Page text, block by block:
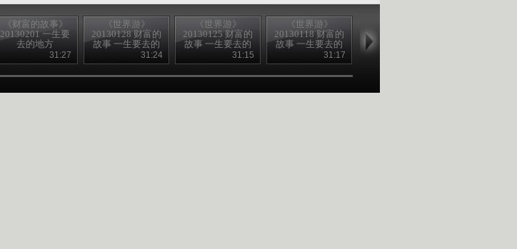
《财富的故事》
20130201 一生要
去的地方
31:27
《世界游》
20130128 财富的
故事 一生要去的
31:24
《世界游》
20130125 财富的
故事 一生要去的
31:15
《世界游》
20130118 财富的
故事 一生要去的
31:17
20130104 财富的
故事 一生要去的